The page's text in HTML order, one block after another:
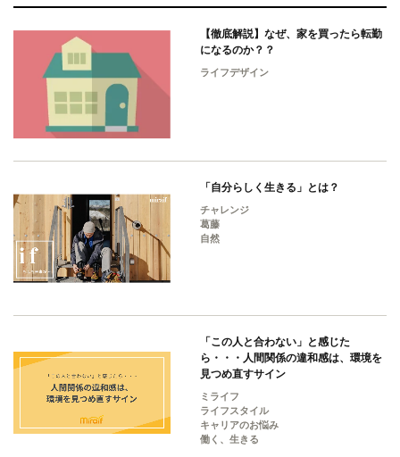
【徹底解説】なぜ、家を買ったら転勤
になるのか？？
ライフデザイン
「自分らしく生きる」とは？
チャレンジ
葛藤
自然
「この人と合わない」と感じた
ら・・・人間関係の違和感は、環境を
見つめ直すサイン
ミライフ
ライフスタイル
キャリアのお悩み
働く、生きる